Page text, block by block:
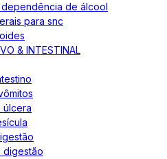
dependência de álcool
para snc
& INTESTINAL
úlcera
digestão